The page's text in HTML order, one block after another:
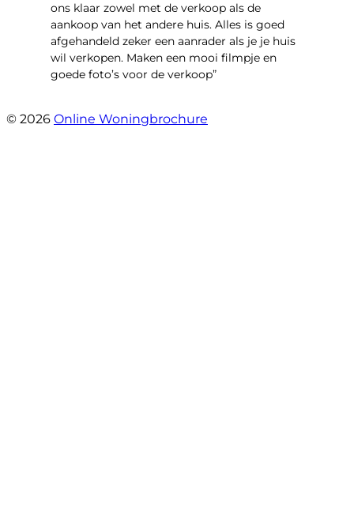
ons klaar zowel met de verkoop als de
aankoop van het andere huis. Alles is goed
afgehandeld zeker een aanrader als je je huis
wil verkopen. Maken een mooi filmpje en
goede foto’s voor de verkoop”
© 2026 Online Woningbrochure